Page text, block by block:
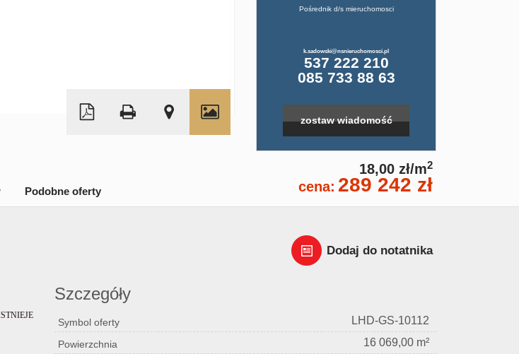
©OpenStreetMap contributors
Pośrednik d/s mieruchomosci
k.sadowski@nsnieruchomosci.pl
537 222 210
085 733 88 63
zostaw wiadomość
18,00 zł/m2
cena: 289 242 zł
Dodaj do notatnika
Podobne oferty
Szczegóły
Symbol oferty LHD-GS-10112
Powierzchnia 16 069,00 m²